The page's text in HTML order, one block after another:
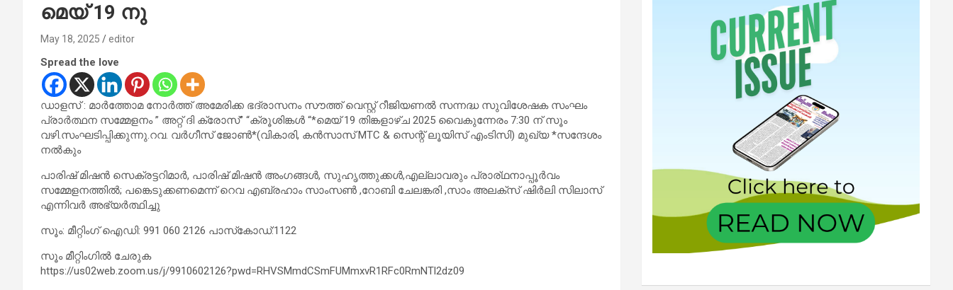
മെയ് 19 നു
May 18, 2025 editor
Spread the love
ഡാളസ് : മാർത്തോമ നോർത്ത് അമേരിക്ക ഭദ്രാസനം സൗത്ത് വെസ്റ്റ് റീജിയണൽ സന്നദ്ധ സുവിശേഷക സംഘം
പ്രാർത്ഥന സമ്മേളനം ” അറ്റ് ദി ക്രോസ്” “ക്രൂശിങ്കൾ “*മെയ് 19 തിങ്കളാഴ്ച 2025 വൈകുന്നേരം 7:30 ന് സൂം
വഴി.സംഘടിപ്പിക്കുന്നു.റവ. വർഗീസ് ജോൺ*(വികാരി, കൻസാസ് MTC & സെന്റ് ലൂയിസ് എം‌ടി‌സി) മുഖ്യ *സന്ദേശം
നൽകും
പാരിഷ് മിഷൻ സെക്രട്ടറിമാർ, പാരിഷ് മിഷൻ അംഗങ്ങൾ, സുഹൃത്തുക്കൾ,എല്ലാവരും പ്രാര്ഥനാപ്പൂർവം
സമ്മേളനത്തിൽ; പങ്കെടുക്കണമെന്ന് റെവ എബ്രഹാം സാംസൺ ,റോബി ചേലങ്കരി ,സാം അലക്സ് ഷിർലി സിലാസ്
എന്നിവർ അഭ്യർത്ഥിച്ചു
സൂം: മീറ്റിംഗ് ഐഡി: 991 060 2126 പാസ്‌കോഡ്:1122
സൂം മീറ്റിംഗിൽ ചേരുക
https://us02web.zoom.us/j/9910602126?pwd=RHVSMmdCSmFUMmxvR1RFc0RmNTl2dz09